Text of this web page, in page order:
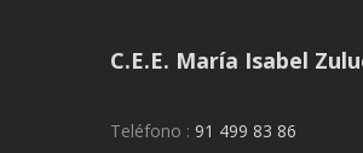
C.E.E. María Isabel
Teléfono : 91 499 83 86